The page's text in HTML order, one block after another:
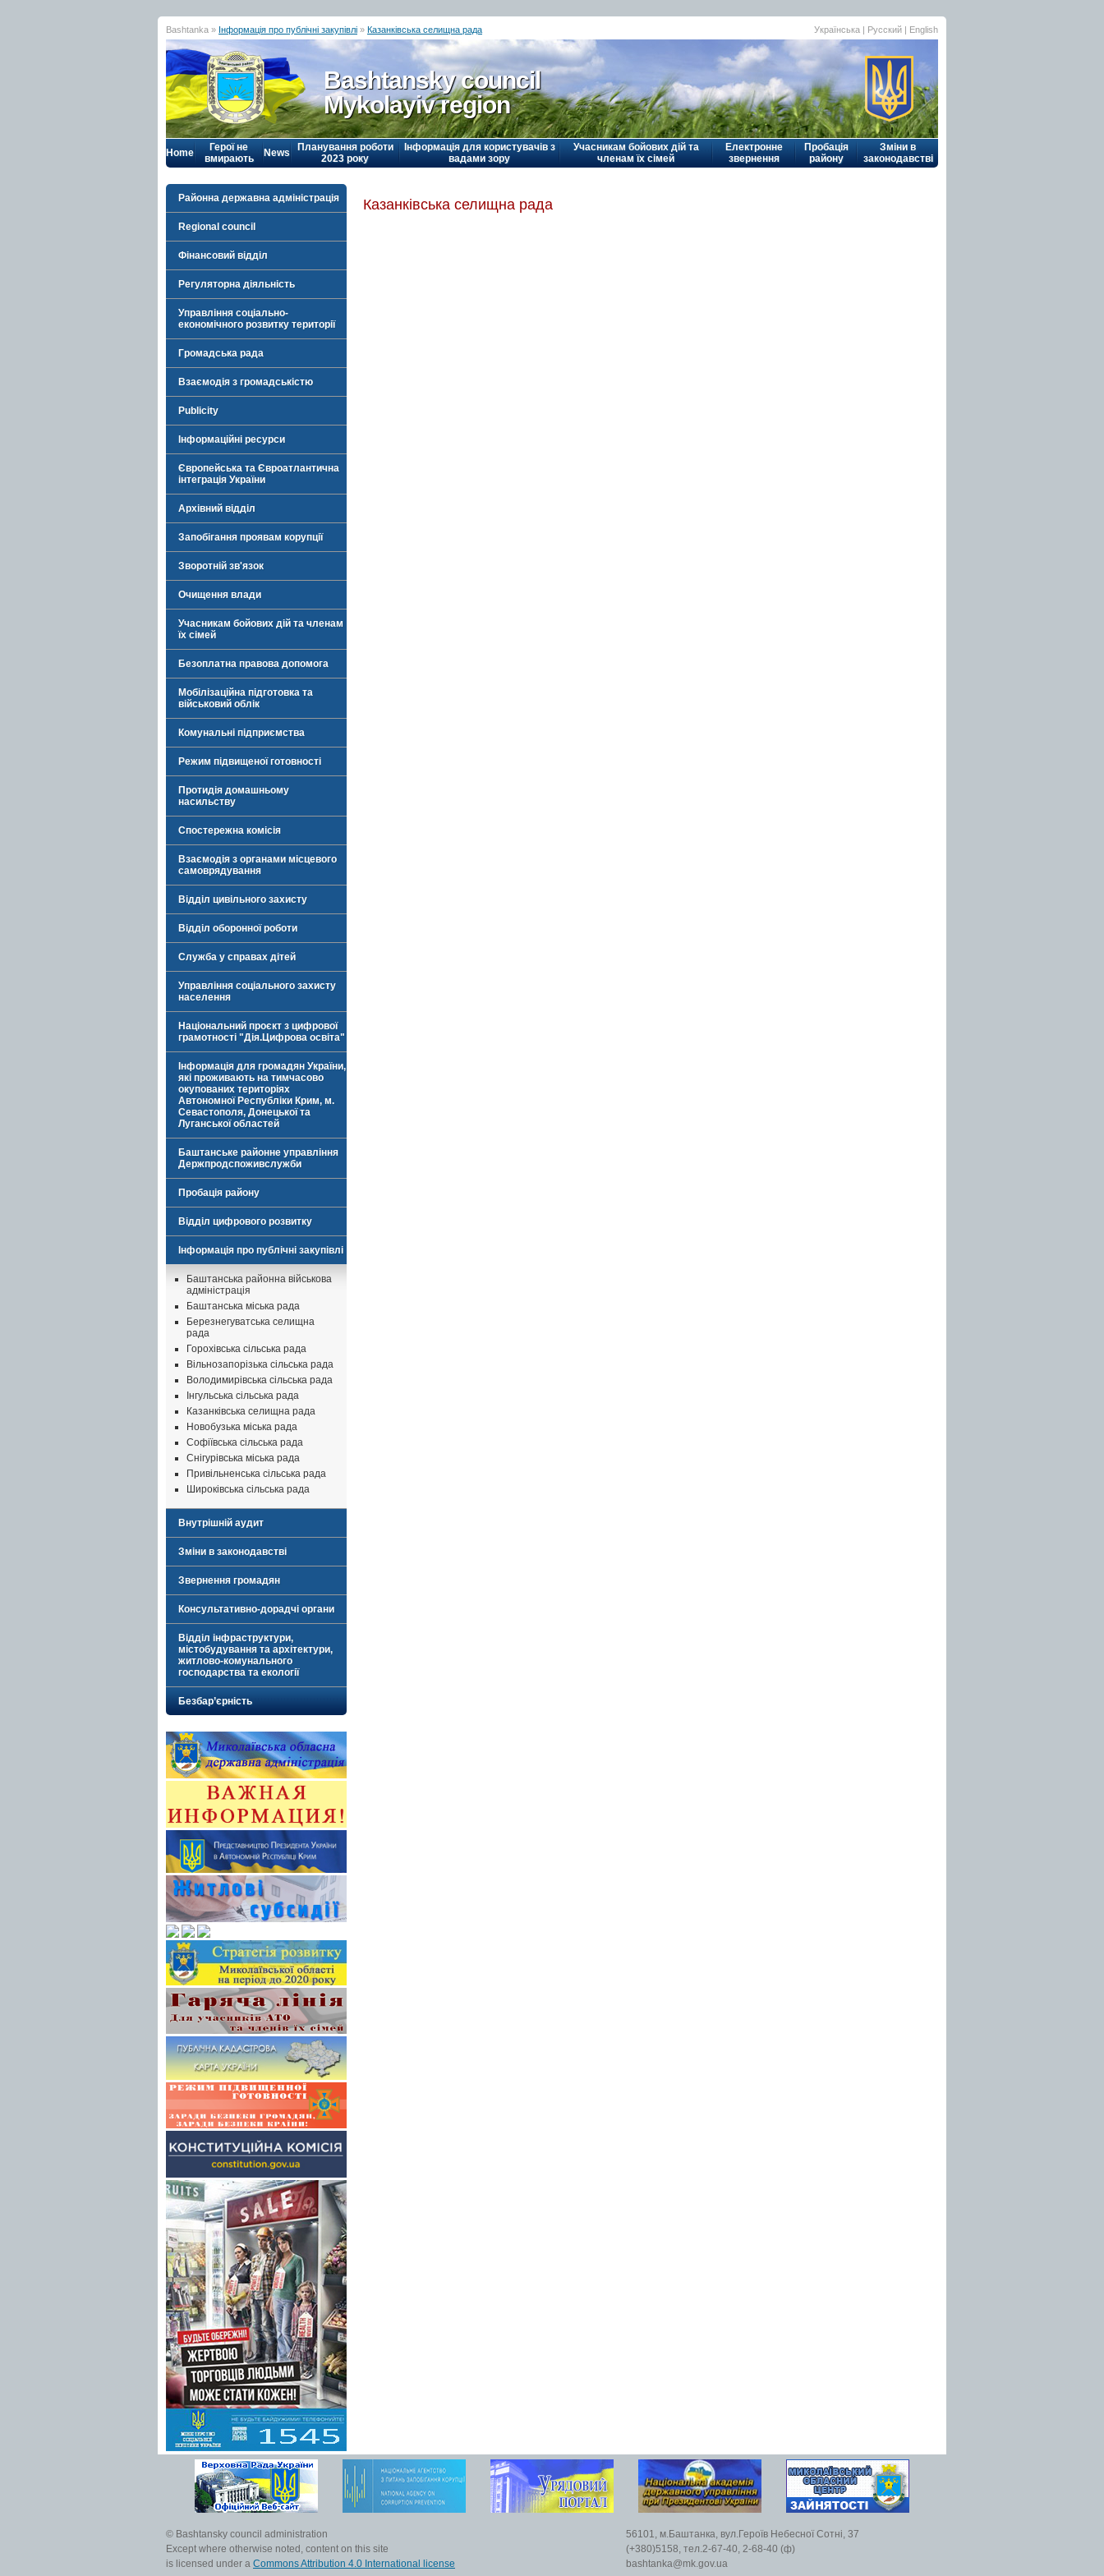
Bashtanka » Інформація про публічні закупівлі » Казанківська селищна рада Українська | Русский | English
Bashtansky council
Mykolayiv region
Home
Герої не
вмирають
News
Планування роботи
2023 року
Інформація для користувачів з
вадами зору
Учасникам бойових дій та
членам їх сімей
Електронне
звернення
Пробація
району
Зміни в
законодавстві
Районна державна адміністрація
Regional council
Фінансовий відділ
Регуляторна діяльність
Управління соціально-
економічного розвитку території
Громадська рада
Взаємодія з громадськістю
Publicity
Інформаційні ресурси
Європейська та Євроатлантична
інтеграція України
Архівний відділ
Запобігання проявам корупції
Зворотній зв'язок
Очищення влади
Учасникам бойових дій та членам
їх сімей
Безоплатна правова допомога
Мобілізаційна підготовка та
військовий облік
Комунальні підприємства
Режим підвищеної готовності
Протидія домашньому
насильству
Спостережна комісія
Взаємодія з органами місцевого
самоврядування
Відділ цивільного захисту
Відділ оборонної роботи
Служба у справах дітей
Управління соціального захисту
населення
Національний проєкт з цифрової
грамотності "Дія.Цифрова освіта"
Інформація для громадян України,
які проживають на тимчасово
окупованих територіях
Автономної Республіки Крим, м.
Севастополя, Донецької та
Луганської областей
Баштанське районне управління
Держпродспоживслужби
Пробація району
Відділ цифрового розвитку
Інформація про публічні закупівлі
Баштанська районна військова
адміністрація
Баштанська міська рада
Березнегуватська селищна
рада
Горохівська сільська рада
Вільнозапорізька сільська рада
Володимирівська сільська рада
Інгульська сільська рада
Казанківська селищна рада
Новобузька міська рада
Софіївська сільська рада
Снігурівська міська рада
Привільненська сільська рада
Широківська сільська рада
Внутрішній аудит
Зміни в законодавстві
Звернення громадян
Консультативно-дорадчі органи
Відділ інфраструктури,
містобудування та архітектури,
житлово-комунального
господарства та екології
Безбар’єрність
Казанківська селищна рада
© Bashtansky council administration
Except where otherwise noted, content on this site
is licensed under a Commons Attribution 4.0 International license
56101, м.Баштанка, вул.Героїв Небесної Сотні, 37
(+380)5158, тел.2-67-40, 2-68-40 (ф)
bashtanka@mk.gov.ua